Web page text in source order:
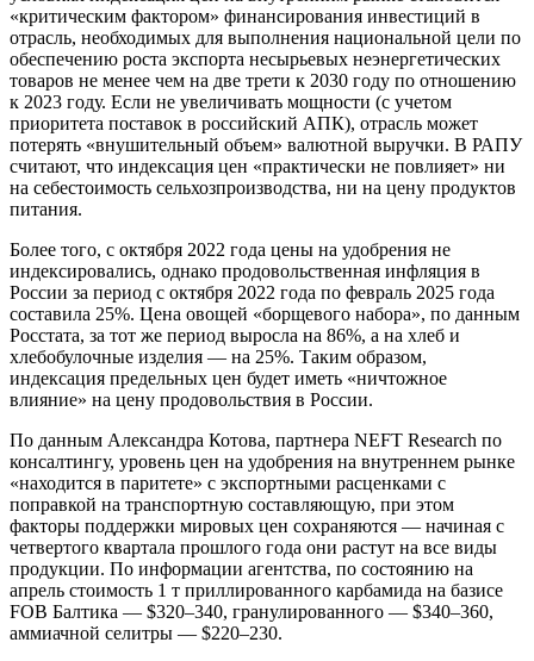
«критическим фактором» финансирования инвестиций в
отрасль, необходимых для выполнения национальной цели по
обеспечению роста экспорта несырьевых неэнергетических
товаров не менее чем на две трети к 2030 году по отношению
к 2023 году. Если не увеличивать мощности (с учетом
приоритета поставок в российский АПК), отрасль может
потерять «внушительный объем» валютной выручки. В РАПУ
считают, что индексация цен «практически не повлияет» ни
на себестоимость сельхозпроизводства, ни на цену продуктов
питания.
Более того, с октября 2022 года цены на удобрения не
индексировались, однако продовольственная инфляция в
России за период с октября 2022 года по февраль 2025 года
составила 25%. Цена овощей «борщевого набора», по данным
Росстата, за тот же период выросла на 86%, а на хлеб и
хлебобулочные изделия — на 25%. Таким образом,
индексация предельных цен будет иметь «ничтожное
влияние» на цену продовольствия в России.
По данным Александра Котова, партнера NEFT Research по
консалтингу, уровень цен на удобрения на внутреннем рынке
«находится в паритете» с экспортными расценками с
поправкой на транспортную составляющую, при этом
факторы поддержки мировых цен сохраняются — начиная с
четвертого квартала прошлого года они растут на все виды
продукции. По информации агентства, по состоянию на
апрель стоимость 1 т приллированного карбамида на базисе
FOB Балтика — $320–340, гранулированного — $340–360,
аммиачной селитры — $220–230.